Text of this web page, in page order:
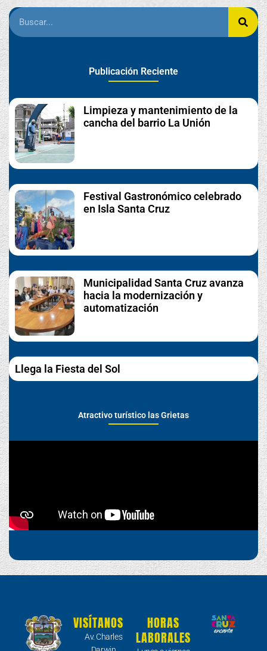
Publicación Reciente
Limpieza y mantenimiento de la
cancha del barrio La Unión
Festival Gastronómico celebrado
en Isla Santa Cruz
Municipalidad Santa Cruz avanza
hacia la modernización y
automatización
Llega la Fiesta del Sol
Atractivo turístico las Grietas
VISÍTANOS
Av. Charles
HORAS
LABORALES